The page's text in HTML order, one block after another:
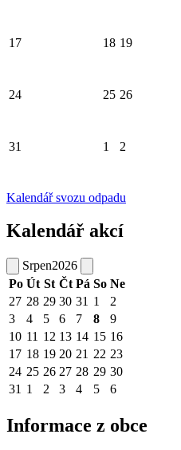
17 18 19
24 25 26
31 1 2
Kalendář svozu odpadu
Kalendář akcí
Srpen2026
Po Út St Čt Pá So Ne
27 28 29 30 31 1
2
3
4 5 6 7 8
9
10 11 12 13 14 15 16
17 18 19 20 21 22 23
24 25 26 27 28 29 30
31 1 2 3 4 5 6
Informace z obce